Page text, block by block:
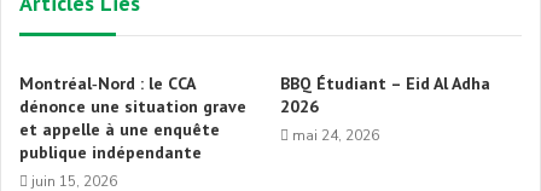
Montréal‑Nord : le CCA
dénonce une situation grave
et appelle à une enquête
publique indépendante
juin 15, 2026
BBQ Étudiant – Eid Al Adha
2026
mai 24, 2026